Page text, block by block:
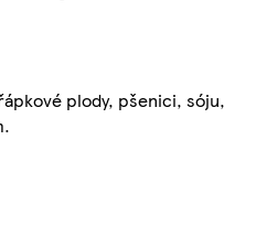
plody, pšenici, sóju,